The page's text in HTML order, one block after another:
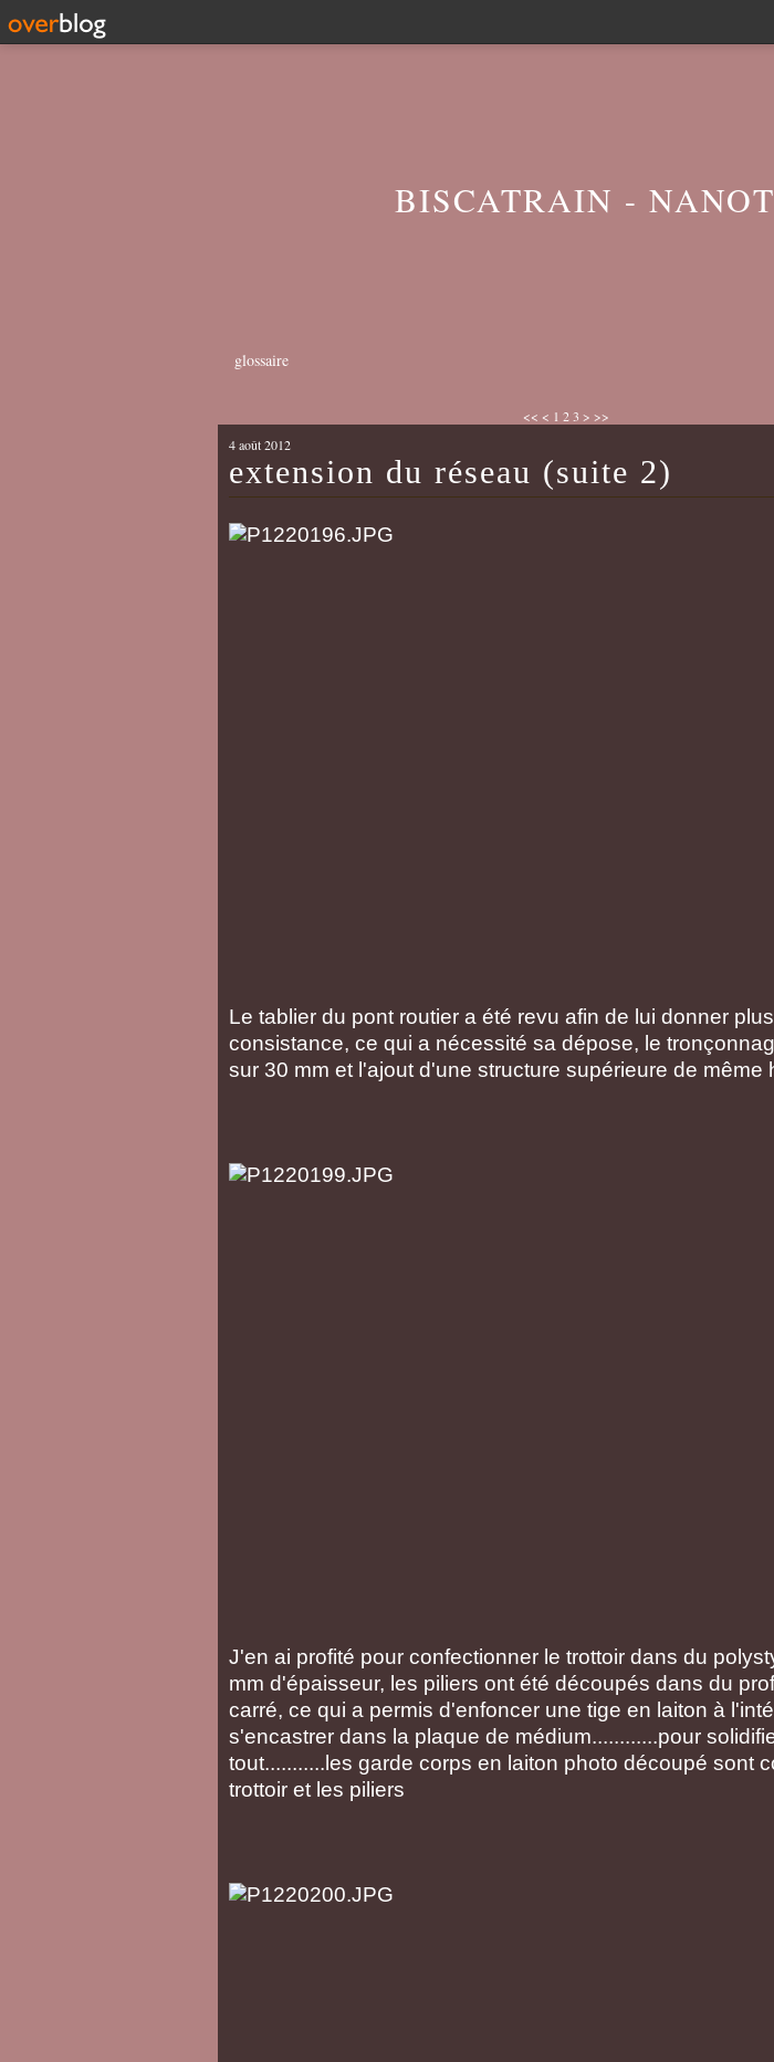
BISCATRAIN -
glossaire
<< < 1 23 > >>
4 août 2012
extension du réseau (suite 2)
Le tablier du pont routier a été revu afin de lui donner
consistance, ce qui a nécessité sa dépose, le
sur 30 mm et l'ajout d'une structure supérieure de même
J'en ai profité pour confectionner le trottoir dans du
mm d'épaisseur, les piliers ont été découpés dans du
carré, ce qui a permis d'enfoncer une tige en laiton à
s'encastrer dans la plaque de médium............pour
tout...........les garde corps en laiton photo découpé sont
trottoir et les piliers